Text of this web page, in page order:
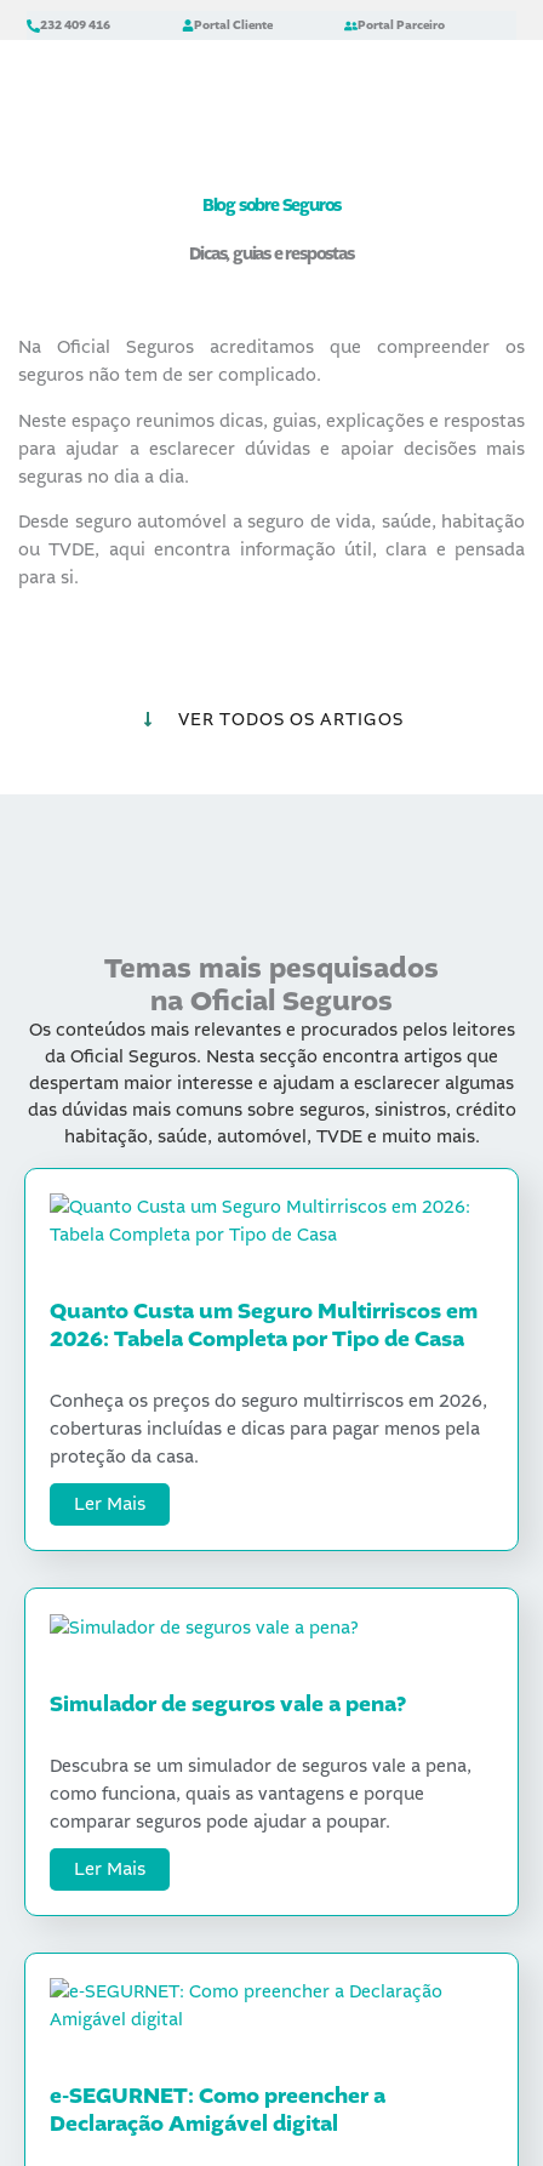
content
232 409 416 Portal Cliente Portal Parceiro
Blog sobre Seguros
Dicas, guias e respostas
Na Oficial Seguros acreditamos que compreender os
seguros não tem de ser complicado.
Neste espaço reunimos dicas, guias, explicações e respostas
para ajudar a esclarecer dúvidas e apoiar decisões mais
seguras no dia a dia.
Desde seguro automóvel a seguro de vida, saúde, habitação
ou TVDE, aqui encontra informação útil, clara e pensada
para si.
VER TODOS OS ARTIGOS
Temas mais pesquisados
na Oficial Seguros
Os conteúdos mais relevantes e procurados pelos leitores
da Oficial Seguros. Nesta secção encontra artigos que
despertam maior interesse e ajudam a esclarecer algumas
das dúvidas mais comuns sobre seguros, sinistros, crédito
habitação, saúde, automóvel, TVDE e muito mais.
Quanto Custa um Seguro Multirriscos em
2026: Tabela Completa por Tipo de Casa
Conheça os preços do seguro multirriscos em 2026,
coberturas incluídas e dicas para pagar menos pela
proteção da casa.
Ler Mais
Simulador de seguros vale a pena?
Descubra se um simulador de seguros vale a pena,
como funciona, quais as vantagens e porque
comparar seguros pode ajudar a poupar.
Ler Mais
e-SEGURNET: Como preencher a
Declaração Amigável digital